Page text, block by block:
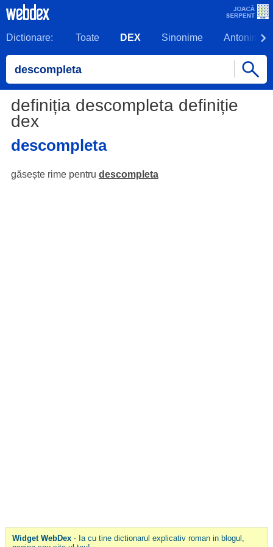
Dictionare: Toate DEX Sinonime Antonime
definiția descompleta definiție
dex
descompleta
găsește rime pentru descompleta
Widget WebDex- Ia cu tine dictionarul explicativ roman in blogul,